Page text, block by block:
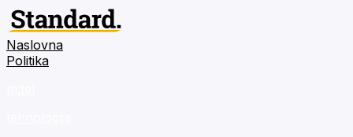
Naslovna
Politika